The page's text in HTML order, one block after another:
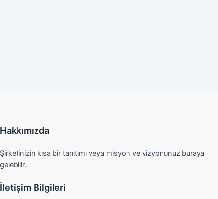
Hakkımızda
Şirketinizin kısa bir tanıtımı veya misyon ve vizyonunuz buraya
gelebilir.
İletişim Bilgileri